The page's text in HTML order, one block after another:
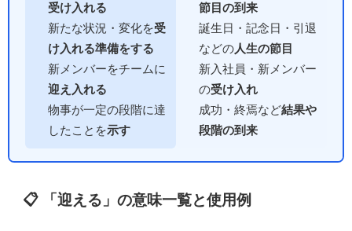
受け入れる
新たな状況・変化を受
け入れる準備をする
新メンバーをチームに
迎え入れる
物事が一定の段階に達
したことを示す
節目の到来
誕生日・記念日・引退
などの 人生の節目
新入社員・新メンバー
の受け入れ
成功・終焉など結果や
段階の到来
📋 「迎える」の意味一覧と使用例